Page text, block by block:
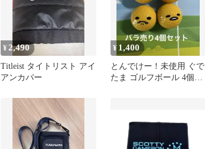
¥ 2,490
Titleist タイトリスト アイ
アンカバー
¥ 1,400
とんでけー！未使用 ぐで
たま ゴルフボール 4個バ